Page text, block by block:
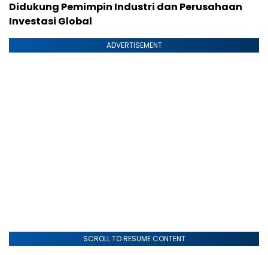
Didukung Pemimpin Industri dan Perusahaan
Investasi Global
ADVERTISEMENT
SCROLL TO RESUME CONTENT